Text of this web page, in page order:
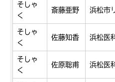
そしゃ
く
斎藤亜野 浜松市
そしゃ
く
佐藤知香 浜松医
そしゃ
く
佐原聡甫 浜松医